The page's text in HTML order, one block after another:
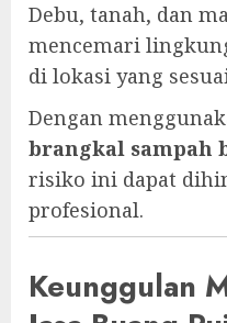
Debu, tanah, dan
mencemari
di lokasi yang
Dengan
brangkal sampah
risiko ini dapat
profesional.
Keunggulan